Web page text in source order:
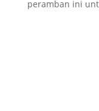
peramban ini